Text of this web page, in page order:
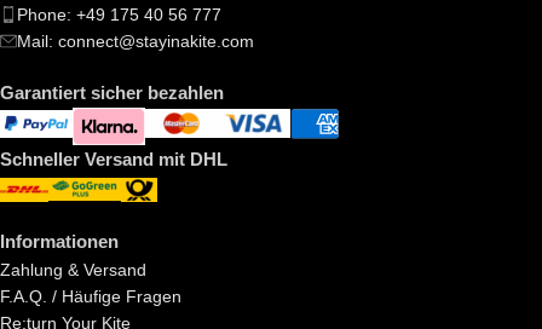
Phone: +49 175 40 56 777
Mail: connect@stayinakite.com
Garantiert sicher bezahlen
Schneller Versand mit DHL
Informationen
Zahlung & Versand
F.A.Q. / Häufige Fragen
Re:turn Your Kite